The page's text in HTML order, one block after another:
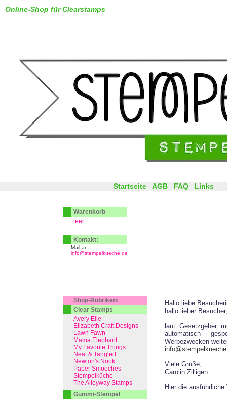
Online-Shop für Clearstamps
Hallo liebe
hallo lieber
laut Gesetzgeber
automatisch -
Werbezwecken
Viele Grüße,
Carolin Zilligen
Hier die
Startseite AGB FAQ Links
Warenkorb
leer
Kontakt:
Mail an:
info@stempelkueche.de
Shop-Rubriken:
Clear Stamps
Avery Elle
Elizabeth Craft Designs
Lawn Fawn
Mama Elephant
My Favorite Things
Neat & Tangled
Newton's Nook
Paper Smooches
Stempelküche
The Alleyway Stamps
Gummi-Stempel